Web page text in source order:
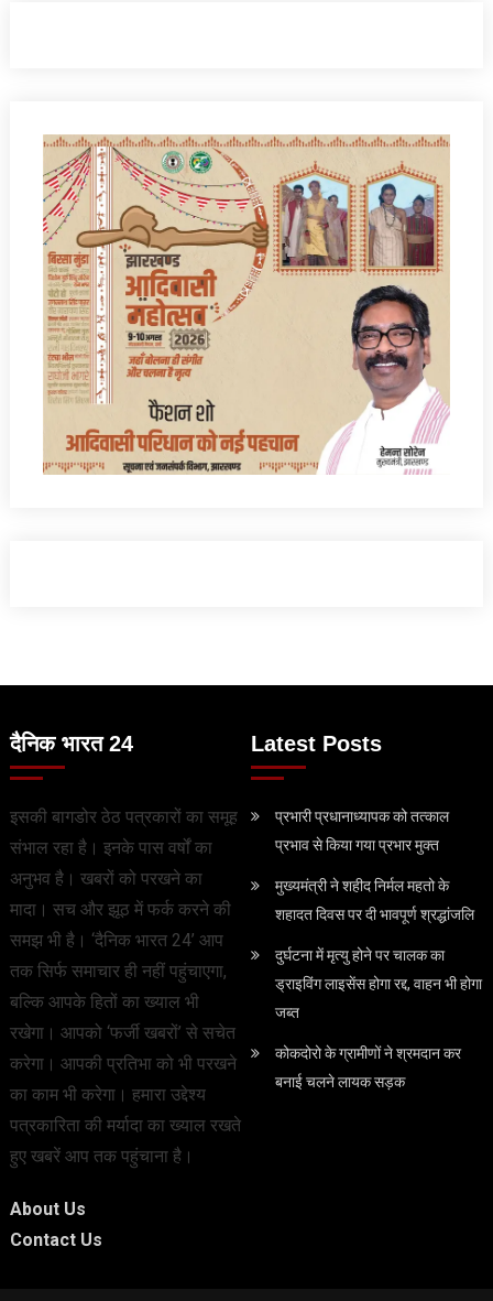
दैनिक भारत 24
इसकी बागडोर ठेठ पत्रकारों का समूह
संभाल रहा है। इनके पास वर्षों का
अनुभव है। खबरों को परखने का
मादा। सच और झूठ में फर्क करने की
समझ भी है। ‘दैनिक भारत 24’ आप
तक सिर्फ समाचार ही नहीं पहुंचाएगा,
बल्कि आपके हितों का ख्याल भी
रखेगा। आपको ‘फर्जी खबरों’ से सचेत
करेगा। आपकी प्रतिभा को भी परखने
का काम भी करेगा। हमारा उद्देश्य
पत्रकारिता की मर्यादा का ख्याल रखते
हुए खबरें आप तक पहुंचाना है।
About Us
Contact Us
Latest Posts
प्रभारी प्रधानाध्यापक को तत्काल
प्रभाव से किया गया प्रभार मुक्त
मुख्यमंत्री ने शहीद निर्मल महतो के
शहादत दिवस पर दी भावपूर्ण श्रद्धांजलि
दुर्घटना में मृत्यु होने पर चालक का
ड्राइविंग लाइसेंस होगा रद्द, वाहन भी होगा
जब्त
कोकदोरो के ग्रामीणों ने श्रमदान कर
बनाई चलने लायक सड़क